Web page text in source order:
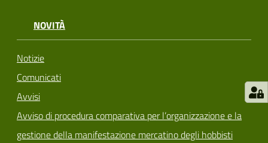
NOVITÀ
Notizie
Comunicati
Avvisi
Avviso di procedura comparativa per l’organizzazione e la
gestione della manifestazione mercatino degli hobbisti